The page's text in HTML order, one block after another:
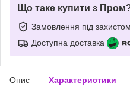
Що таке купити з
Замовлення під захистом
Доступна доставка
Опис Характеристики